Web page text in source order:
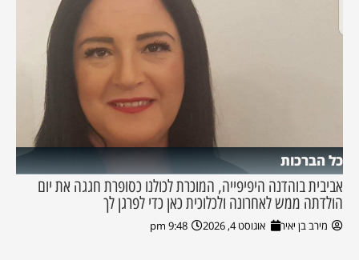
כל הברכות
אביבית בוהדנה היפיפייה, המוכרת לכולנו כסופרת חגגה את יום
הולדתה ממש לאחרונה ולכלוכית כאן כדי לפרגן לך
מירב בן יאיר אוגוסט 4, 2026 9:48 pm